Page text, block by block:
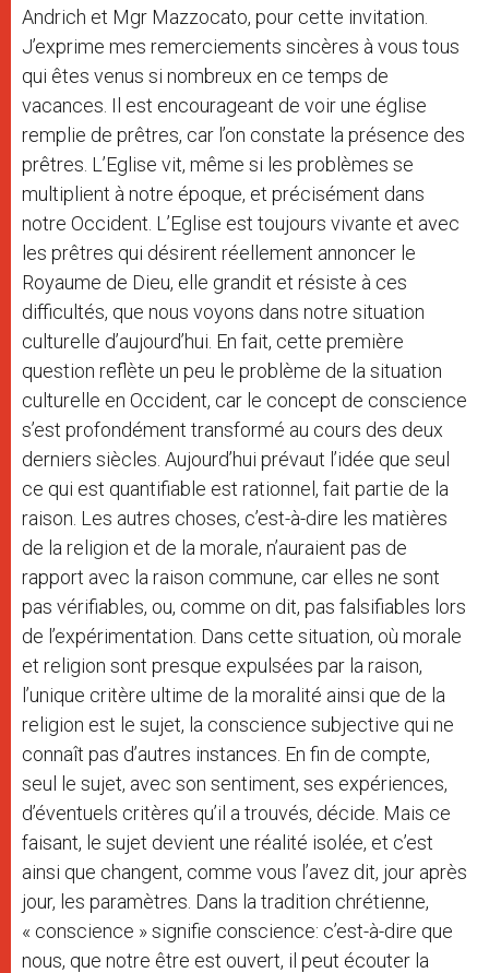
Andrich et Mgr Mazzocato, pour cette invitation.
J’exprime mes remerciements sincères à vous tous
qui êtes venus si nombreux en ce temps de
vacances. Il est encourageant de voir une église
remplie de prêtres, car l’on constate la présence des
prêtres. L’Eglise vit, même si les problèmes se
multiplient à notre époque, et précisément dans
notre Occident. L’Eglise est toujours vivante et avec
les prêtres qui désirent réellement annoncer le
Royaume de Dieu, elle grandit et résiste à ces
difficultés, que nous voyons dans notre situation
culturelle d’aujourd’hui. En fait, cette première
question reflète un peu le problème de la situation
culturelle en Occident, car le concept de conscience
s’est profondément transformé au cours des deux
derniers siècles. Aujourd’hui prévaut l’idée que seul
ce qui est quantifiable est rationnel, fait partie de la
raison. Les autres choses, c’est-à-dire les matières
de la religion et de la morale, n’auraient pas de
rapport avec la raison commune, car elles ne sont
pas vérifiables, ou, comme on dit, pas falsifiables lors
de l’expérimentation. Dans cette situation, où morale
et religion sont presque expulsées par la raison,
l’unique critère ultime de la moralité ainsi que de la
religion est le sujet, la conscience subjective qui ne
connaît pas d’autres instances. En fin de compte,
seul le sujet, avec son sentiment, ses expériences,
d’éventuels critères qu’il a trouvés, décide. Mais ce
faisant, le sujet devient une réalité isolée, et c’est
ainsi que changent, comme vous l’avez dit, jour après
jour, les paramètres. Dans la tradition chrétienne,
« conscience » signifie conscience: c’est-à-dire que
nous, que notre être est ouvert, il peut écouter la